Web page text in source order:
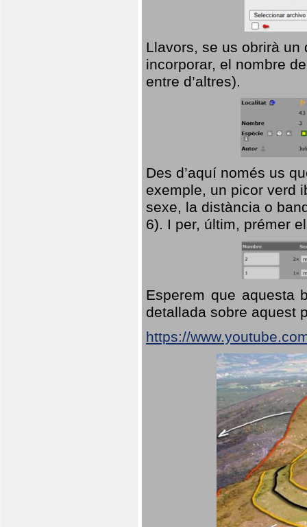
Llavors, se us obrirà
incorporar, el nombre
entre d’altres).
Des d’aquí només us
exemple, un picor verd
sexe, la distància o
6). I per, últim, prémer
Esperem que aquesta
detallada sobre aquest
https://